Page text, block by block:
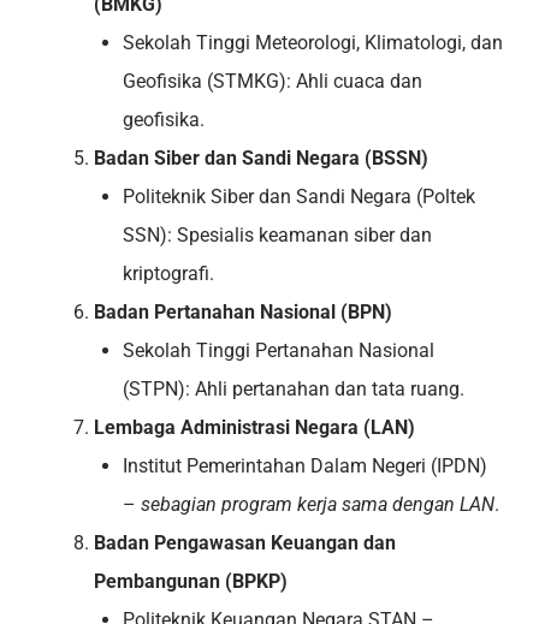
(BMKG)
Sekolah Tinggi Meteorologi, Klimatologi, dan
Geofisika (STMKG): Ahli cuaca dan
geofisika.
Badan Siber dan Sandi Negara (BSSN)
Politeknik Siber dan Sandi Negara (Poltek
SSN): Spesialis keamanan siber dan
kriptografi.
Badan Pertanahan Nasional (BPN)
Sekolah Tinggi Pertanahan Nasional
(STPN): Ahli pertanahan dan tata ruang.
Lembaga Administrasi Negara (LAN)
Institut Pemerintahan Dalam Negeri (IPDN)
– sebagian program kerja sama dengan LAN.
Badan Pengawasan Keuangan dan
Pembangunan (BPKP)